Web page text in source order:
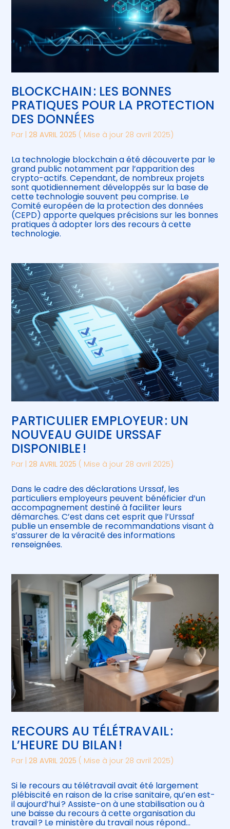
BLOCKCHAIN : LES BONNES
PRATIQUES POUR LA PROTECTION
DES DONNÉES
Par |28 AVRIL 2025 ( Mise à jour 28 avril 2025)
La technologie blockchain a été découverte par le
grand public notamment par l’apparition des
crypto-actifs. Cependant, de nombreux projets
sont quotidiennement développés sur la base de
cette technologie souvent peu comprise. Le
Comité européen de la protection des données
(CEPD) apporte quelques précisions sur les bonnes
pratiques à adopter lors des recours à cette
technologie.
PARTICULIER EMPLOYEUR : UN
NOUVEAU GUIDE URSSAF
DISPONIBLE !
Par |28 AVRIL 2025 ( Mise à jour 28 avril 2025)
Dans le cadre des déclarations Urssaf, les
particuliers employeurs peuvent bénéficier d’un
accompagnement destiné à faciliter leurs
démarches. C’est dans cet esprit que l’Urssaf
publie un ensemble de recommandations visant à
s’assurer de la véracité des informations
renseignées.
RECOURS AU TÉLÉTRAVAIL :
L’HEURE DU BILAN !
Par |28 AVRIL 2025 ( Mise à jour 28 avril 2025)
Si le recours au télétravail avait été largement
plébiscité en raison de la crise sanitaire, qu’en est-
il aujourd’hui ? Assiste-on à une stabilisation ou à
une baisse du recours à cette organisation du
travail ? Le ministère du travail nous répond…